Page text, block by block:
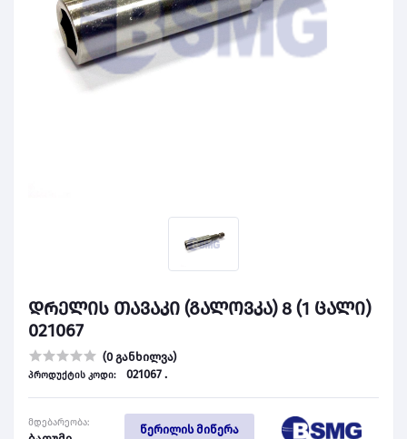
დრელის თავაკი (გალოვკა) 8 (1 ცალი)
021067
(0 განხილვა)
პროდუქტის კოდი: 021067 .
მდებარეობა:
წერილის მიწერა